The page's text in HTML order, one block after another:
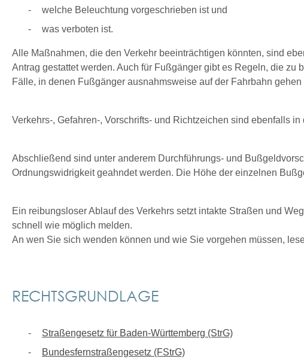
welche Beleuchtung vorgeschrieben ist und
was verboten ist.
Alle Maßnahmen, die den Verkehr beeinträchtigen könnten, sind
Antrag gestattet werden. Auch für Fußgänger gibt es Regeln, die
Fälle, in denen Fußgänger ausnahmsweise auf der Fahrbahn gehen
Verkehrs-, Gefahren-, Vorschrifts- und Richtzeichen sind ebenfalls
Abschließend sind unter anderem Durchführungs- und
Ordnungswidrigkeit geahndet werden. Die Höhe der einzelnen
Ein reibungsloser Ablauf des Verkehrs setzt intakte Straßen und
schnell wie möglich melden.
An wen Sie sich wenden können und wie Sie vorgehen müssen,
RECHTSGRUNDLAGE
Straßengesetz für Baden-Württemberg (StrG)
Bundesfernstraßengesetz (FStrG)